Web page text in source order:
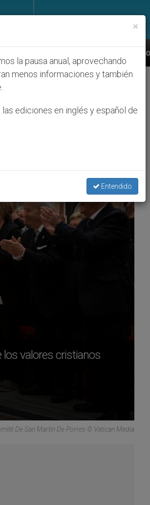
ONU se pronuncia ante caso de
valores cristianos
De San Martín De Porres © Vatican Media
×
la pausa anual, aprovechando
menos informaciones y también
ediciones en inglés y español de
Entendido